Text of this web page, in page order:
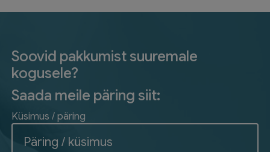
Soovid pakkumist suuremale
kogusele?
Saada meile päring siit:
Küsimus / päring